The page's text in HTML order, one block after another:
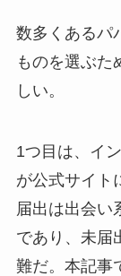
数多くあるパ
ものを選ぶた
しい。
1つ目は、イ
が公式サイト
届出は出会い
であり、未届
難だ。本記事